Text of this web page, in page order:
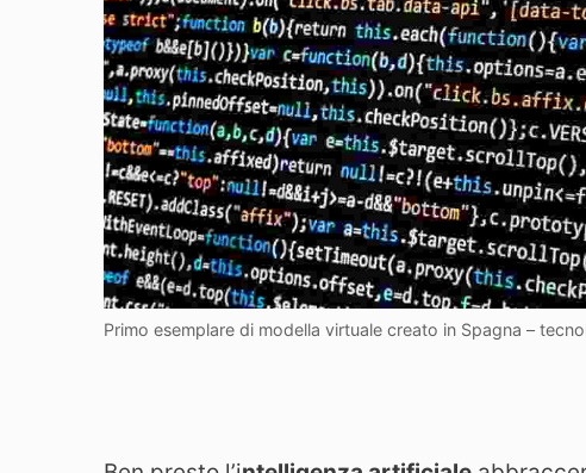
Primo esemplare di modella virtuale creato in Spagna –